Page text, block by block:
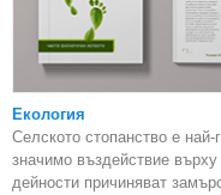
Екология
Селското стопанство е
значимо въздействие
дейности причиняват